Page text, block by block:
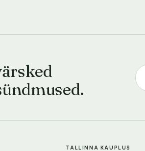
TALLINNA KAUPLUS